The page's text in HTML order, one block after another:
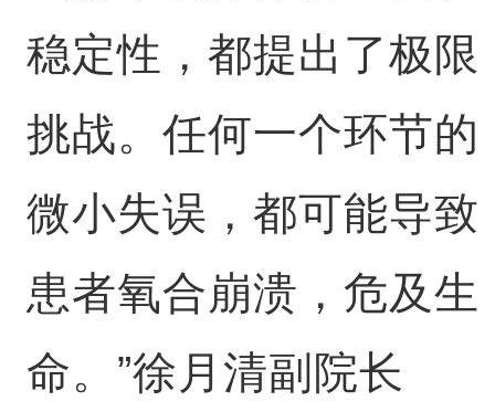
稳定性，都提出了极限
挑战。任何一个环节的
微小失误，都可能导致
患者氧合崩溃，危及生
命。”徐月清副院长